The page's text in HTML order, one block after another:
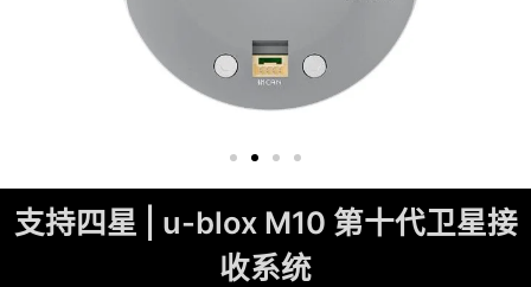
支持四星 | u-blox M10 第十代卫星接
收系统